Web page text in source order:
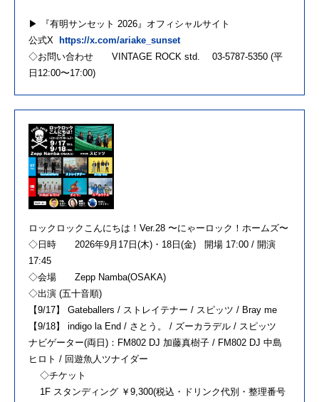
▶︎ 『有明サンセット 2026』オフィシャルサイト
公式X
https://x.com/ariake_sunset
◇お問い合わせ VINTAGE ROCK std. 03-5787-5350 (平
日12:00〜17:00)
ロックロックこんにちは！Ver.28 〜にゃーロック！ホームズ〜
◇日時 2026年9月17日(木)・18日(金) 開場 17:00 / 開演
17:45
◇会場 Zepp Namba(OSAKA)
◇出演 (五十音順)
【9/17】 Gateballers / ストレイテナー / スピッツ / Bray me
【9/18】 indigo la End / さとう。 / ズーカラデル / スピッツ
ナビゲーター(両日)：FM802 DJ 加藤真樹子 / FM802 DJ 中島
ヒロト / 回遊魚人ツナイダー
◇チケット
1F スタンディング ￥9,300(税込・ドリンク代別・整理番号